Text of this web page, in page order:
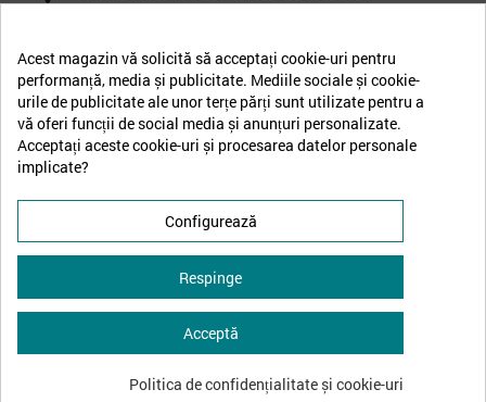
↩Retrage-te din contract
Acest magazin vă solicită să acceptați cookie-uri pentru
performanță, media și publicitate. Mediile sociale și cookie-
urile de publicitate ale unor terțe părți sunt utilizate pentru a
vă oferi funcții de social media și anunțuri personalizate.
Acceptați aceste cookie-uri și procesarea datelor personale
implicate?
Configurează
Respinge
Acceptă
Politica de confidențialitate și cookie-uri